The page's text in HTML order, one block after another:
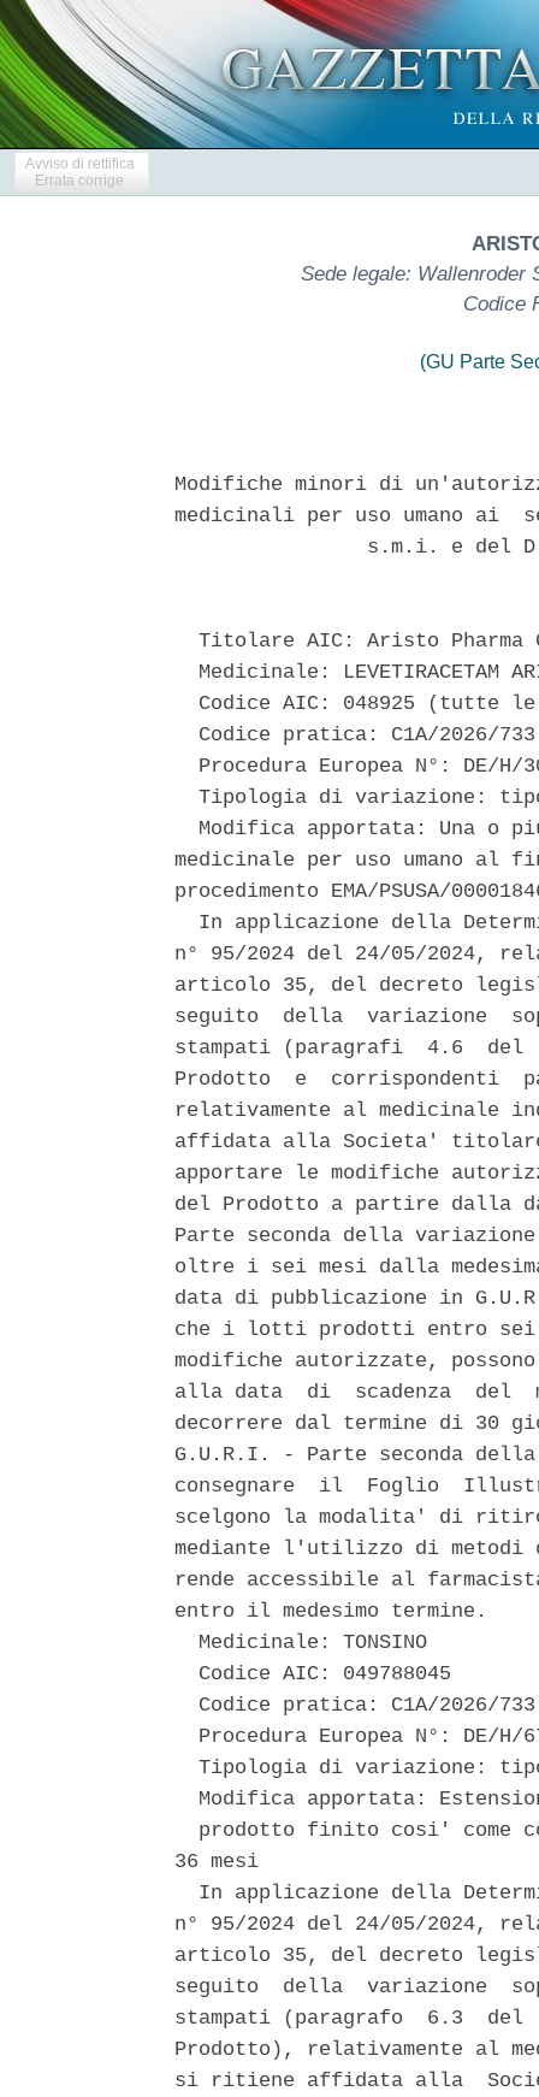
Avviso di rettifica
Errata corrige
Sede legale: Wallenroder
Codice
(GU Parte
Modifiche minori di
medicinali per uso umano ai
s.m.i. e del
Titolare AIC: Aristo Pharma
Medicinale: LEVETIRACETAM
Codice AIC: 048925 (tutte
Codice pratica: C1A/2026/
Procedura Europea N°: DE/
Tipologia di variazione:
Modifica apportata: Una o
medicinale per uso umano
procedimento EMA/PSUSA/
In applicazione della
n° 95/2024 del 24/05/2024,
articolo 35, del decreto
seguito  della  variazione
stampati (paragrafi  4.6  del
Prodotto  e
relativamente al
affidata alla Societa'
apportare le modifiche
del Prodotto a partire dalla
Parte seconda della
oltre i sei mesi dalla
data di pubblicazione in
che i lotti prodotti entro sei
modifiche autorizzate,
alla data  di  scadenza  del
decorrere dal termine di 30
G.U.R.I. - Parte seconda
consegnare  il  Foglio
scelgono la modalita' di
mediante l'utilizzo di
rende accessibile al
entro il medesimo termine.
  Medicinale: TONSINO
  Codice AIC: 049788045
Codice pratica: C1A/2026/
Procedura Europea N°: DE/
Tipologia di variazione:
Modifica apportata:
prodotto finito cosi' come
36 mesi
In applicazione della
n° 95/2024 del 24/05/2024,
articolo 35, del decreto
seguito  della  variazione
stampati (paragrafo  6.3
Prodotto), relativamente al
si ritiene affidata alla